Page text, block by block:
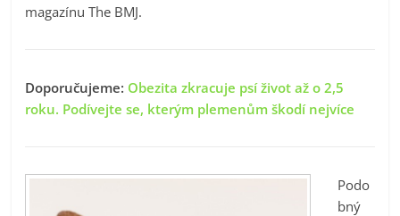
magazínu The BMJ.
Doporučujeme: Obezita zkracuje psí život až o 2,5
roku. Podívejte se, kterým plemenům škodí nejvíce
Podo
bný